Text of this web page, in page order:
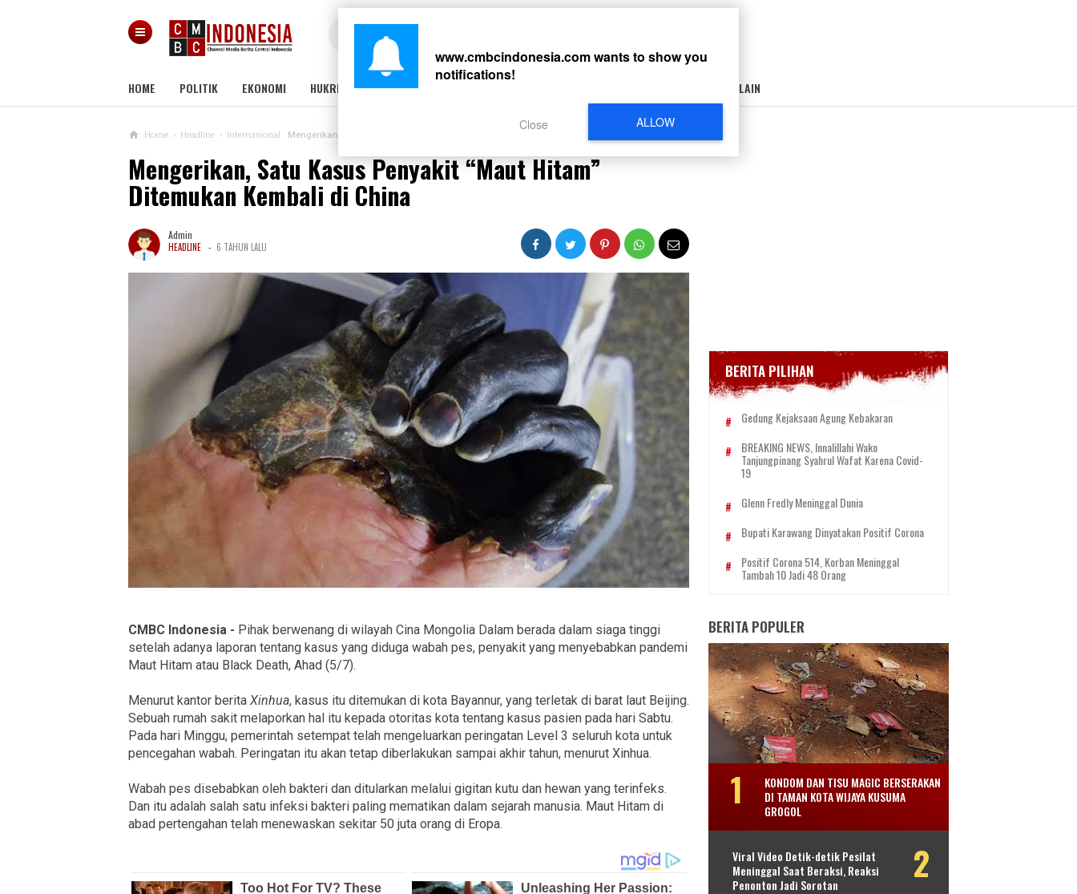
HOME POLITIK EKONOMI HUKRIM PERISTIWA LAIN-LAIN
Home › Headline › Internasional Mengerikan, Satu Kasus Penyakit “Maut Hitam” Ditemukan Kembali di China
Mengerikan, Satu Kasus Penyakit “Maut Hitam”
Ditemukan Kembali di China
Admin
HEADLINE - 6 TAHUN LALU
CMBC Indonesia - Pihak berwenang di wilayah Cina Mongolia Dalam berada dalam siaga tinggi
setelah adanya laporan tentang kasus yang diduga wabah pes, penyakit yang menyebabkan pandemi
Maut Hitam atau Black Death, Ahad (5/7).
Menurut kantor berita Xinhua, kasus itu ditemukan di kota Bayannur, yang terletak di barat laut Beijing.
Sebuah rumah sakit melaporkan hal itu kepada otoritas kota tentang kasus pasien pada hari Sabtu.
Pada hari Minggu, pemerintah setempat telah mengeluarkan peringatan Level 3 seluruh kota untuk
pencegahan wabah. Peringatan itu akan tetap diberlakukan sampai akhir tahun, menurut Xinhua.
Wabah pes disebabkan oleh bakteri dan ditularkan melalui gigitan kutu dan hewan yang terinfeks.
Dan itu adalah salah satu infeksi bakteri paling mematikan dalam sejarah manusia. Maut Hitam di
abad pertengahan telah menewaskan sekitar 50 juta orang di Eropa.
BERITA PILIHAN
Gedung Kejaksaan Agung Kebakaran
BREAKING NEWS, Innalillahi Wako
Tanjungpinang Syahrul Wafat Karena Covid-
19
Glenn Fredly Meninggal Dunia
Bupati Karawang Dinyatakan Positif Corona
Positif Corona 514, Korban Meninggal
Tambah 10 Jadi 48 Orang
BERITA POPULER
KONDOM DAN TISU MAGIC BERSERAKAN
DI TAMAN KOTA WIJAYA KUSUMA
GROGOL
Viral Video Detik-detik Pesilat
Meninggal Saat Beraksi, Reaksi
Penonton Jadi Sorotan
www.cmbcindonesia.comwants to show you
notifications!
ALLOW
Close